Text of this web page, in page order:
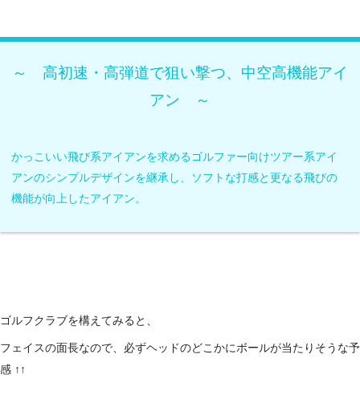
～ 高初速・高弾道で狙い撃つ、中空高機能アイ
アン ～
かっこいい飛び系アイアンを求めるゴルファー向けツアー系アイ
アンのシンプルデザインを継承し、ソフトな打感と更なる飛びの
機能が向上したアイアン。
ゴルフクラブを構えてみると、
フェイスの面長なので、必ずヘッドのどこかにボールが当たりそうな予
感 ↑↑